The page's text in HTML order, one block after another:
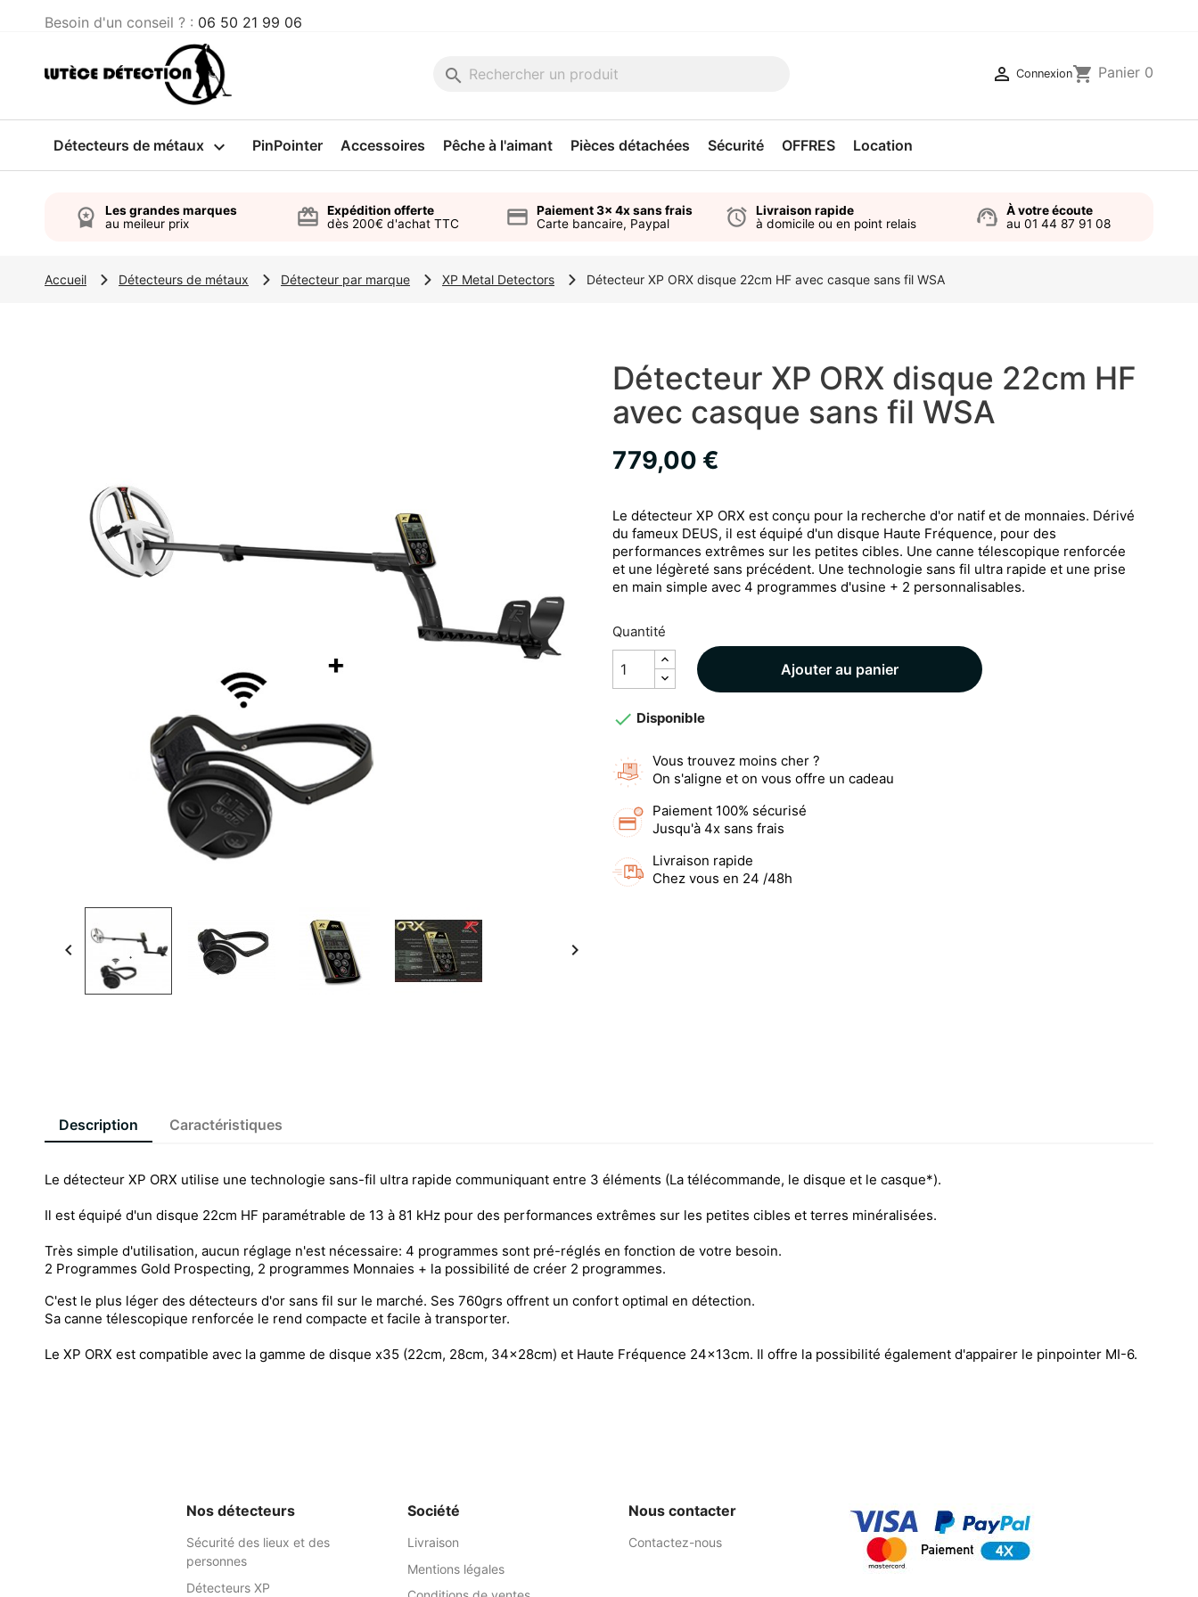
Besoin d'un conseil ? : 06 50 21 99 06
search  Connexionshopping_cart Panier 0

Détecteurs de métaux PinPointer Accessoires Pêche à l'aimant Pièces détachées Sécurité OFFRES Location
workspace_premium
Les grandes marques
au meileur prix
card_giftcard
Expédition offerte
dès 200€ d'achat TTC
credit_card
Paiement 3x 4x sans frais
Carte bancaire, Paypal
alarm
Livraison rapide
à domicile ou en point relais
support_agent
À votre écoute
au 01 44 87 91 08
Accueil Détecteurs de métaux Détecteur par marque XP Metal Detectors Détecteur XP ORX disque 22cm HF avec casque sans fil WSA
 
Détecteur XP ORX disque 22cm HF
avec casque sans fil WSA
779,00 €
Le détecteur XP ORX est conçu pour la recherche d'or natif et de monnaies. Dérivé
du fameux DEUS, il est équipé d'un disque Haute Fréquence, pour des
performances extrêmes sur les petites cibles. Une canne télescopique renforcée
et une légèreté sans précédent. Une technologie sans fil ultra rapide et une prise
en main simple avec 4 programmes d'usine + 2 personnalisables.
Quantité
Ajouter au panier
 Disponible
Vous trouvez moins cher ?
On s'aligne et on vous offre un cadeau
Paiement 100% sécurisé
Jusqu'à 4x sans frais
Livraison rapide
Chez vous en 24 /48h
Description Caractéristiques
Le détecteur XP ORX utilise une technologie sans-fil ultra rapide communiquant entre 3 éléments (La télécommande, le disque et le casque*).
Il est équipé d'un disque 22cm HF paramétrable de 13 à 81 kHz pour des performances extrêmes sur les petites cibles et terres minéralisées.
Très simple d'utilisation, aucun réglage n'est nécessaire: 4 programmes sont pré-réglés en fonction de votre besoin.
2 Programmes Gold Prospecting, 2 programmes Monnaies + la possibilité de créer 2 programmes.
C'est le plus léger des détecteurs d'or sans fil sur le marché. Ses 760grs offrent un confort optimal en détection.
Sa canne télescopique renforcée le rend compacte et facile à transporter.
Le XP ORX est compatible avec la gamme de disque x35 (22cm, 28cm, 34x28cm) et Haute Fréquence 24x13cm. Il offre la possibilité également d'appairer le pinpointer MI-6.
Nos détecteurs
Sécurité des lieux et des
personnes
Détecteurs XP
Société
Livraison
Mentions légales
Nous contacter
Contactez-nous